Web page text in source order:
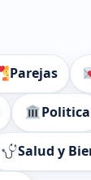
Parejas
Politica
Salud y